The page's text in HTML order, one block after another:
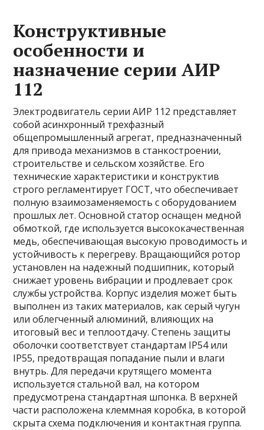
Конструктивные
особенности и
назначение серии АИР
112
Электродвигатель серии АИР 112 представляет
собой асинхронный трехфазный
общепромышленный агрегат, предназначенный
для привода механизмов в станкостроении,
строительстве и сельском хозяйстве. Его
технические характеристики и конструктив
строго регламентирует ГОСТ, что обеспечивает
полную взаимозаменяемость с оборудованием
прошлых лет. Основной статор оснащен медной
обмоткой, где используется высококачественная
медь, обеспечивающая высокую проводимость и
устойчивость к перегреву. Вращающийся ротор
установлен на надежный подшипник, который
снижает уровень вибрации и продлевает срок
службы устройства. Корпус изделия может быть
выполнен из таких материалов, как серый чугун
или облегченный алюминий, влияющих на
итоговый вес и теплоотдачу. Степень защиты
оболочки соответствует стандартам IP54 или
IP55, предотвращая попадание пыли и влаги
внутрь. Для передачи крутящего момента
используется стальной вал, на котором
предусмотрена стандартная шпонка. В верхней
части расположена клеммная коробка, в которой
скрыта схема подключения и контактная группа.